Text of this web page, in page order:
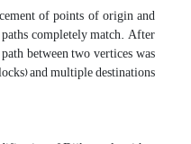
of points of origin and
completely match. After
between two vertices was
and multiple destinations